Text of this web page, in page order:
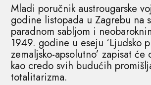
Mladi poručnik austrougarske
godine listopada u Zagrebu na
paradnom sabljom i
1949. godine u eseju ‘Ljudsko
zemaljsko-apsolutno’ zapisat
kao credo svih budućih
totalitarizma.